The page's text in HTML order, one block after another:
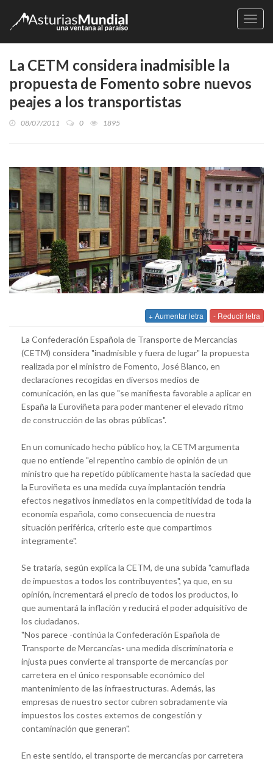
La CETM considera inadmisible la
propuesta de Fomento sobre nuevos
peajes a los transportistas
08/07/2011 0 1895
+ Aumentar letra - Reducir letra
La Confederación Española de Transporte de Mercancías
(CETM) considera "inadmisible y fuera de lugar" la propuesta
realizada por el ministro de Fomento, José Blanco, en
declaraciones recogidas en diversos medios de
comunicación, en las que "se manifiesta favorable a aplicar en
España la Euroviñeta para poder mantener el elevado ritmo
de construcción de las obras públicas".
En un comunicado hecho público hoy, la CETM argumenta
que no entiende "el repentino cambio de opinión de un
ministro que ha repetido públicamente hasta la saciedad que
la Euroviñeta es una medida cuya implantación tendría
efectos negativos inmediatos en la competitividad de toda la
economía española, como consecuencia de nuestra
situación periférica, criterio este que compartimos
íntegramente".
Se trataría, según explica la CETM, de una subida "camuflada
de impuestos a todos los contribuyentes", ya que, en su
opinión, incrementará el precio de todos los productos, lo
que aumentará la inflación y reducirá el poder adquisitivo de
los ciudadanos.
"Nos parece -continúa la Confederación Española de
Transporte de Mercancías- una medida discriminatoria e
injusta pues convierte al transporte de mercancías por
carretera en el único responsable económico del
mantenimiento de las infraestructuras. Además, las
empresas de nuestro sector cubren sobradamente vía
impuestos los costes externos de congestión y
contaminación que generan".
En este sentido, el transporte de mercancías por carretera